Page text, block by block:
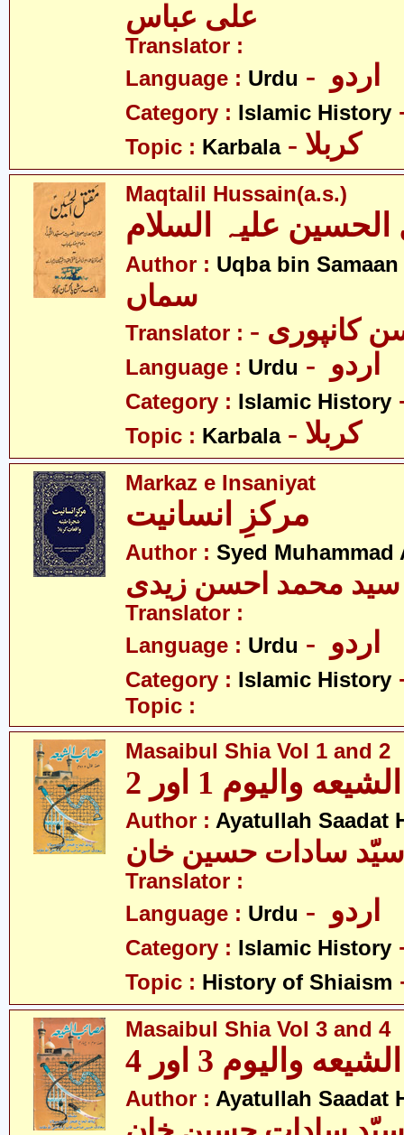
علی عباس
Translator :
Language : Urdu
Category : Islamic History
Topic : Karbala - کربلا
Maqtalil Hussain(a.s.)
الحسین علیہ السلام
Author : Uqba bin Samaan
سماں
Translator : کانپوری
Language : Urdu
Category : Islamic History
Topic : Karbala - کربلا
Markaz e Insaniyat
مرکزِ انسانیت
Author : Syed Muhammad
سید محمد احسن زیدی
Translator :
Language : Urdu
Category : Islamic History
Topic :
Masaibul Shia Vol 1 and 2
والیوم 1 اور 2
Author : Ayatullah Saadat
سیّد سادات حسین خان
Translator :
Language : Urdu
Category : Islamic History
Topic : History of Shiaism
Masaibul Shia Vol 3 and 4
والیوم 3 اور 4
Author : Ayatullah Saadat